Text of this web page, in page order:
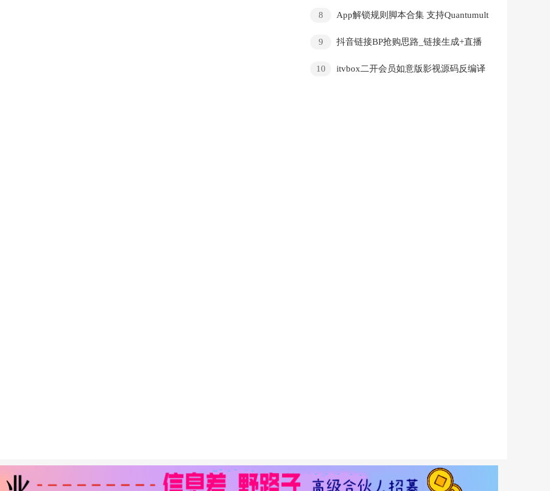
8
App解锁规则脚本合集 支持Quantumult
9
抖音链接BP抢购思路_链接生成+直播
10
itvbox二开会员如意版影视源码反编译